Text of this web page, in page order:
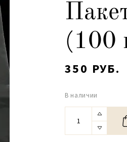
(100
350 РУБ.
В наличии